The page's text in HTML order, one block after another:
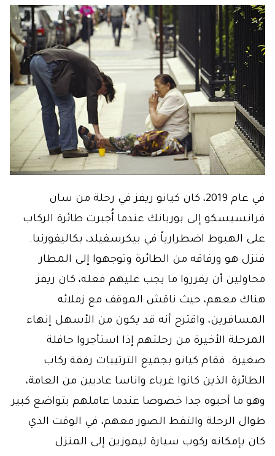
في عام 2019، كان كيانو ريفز في رحلة من سان
فرانسيسكو إلى بوربانك عندما أُجبرت طائرة الركاب
على الهبوط اضطرارياً في بيكرسفيلد، بكاليفورنيا.
فنزل هو ورفاقه من الطائرة وتوجهوا إلى المطار
محاولين أن يقرروا ما يجب عليهم فعله، كان ريفز
هناك معهم، حيث ناقش الموقف مع زملائه
المسافرين، واقترح أنه قد يكون من الأسهل إنهاء
المرحلة الأخيرة من رحلتهم إذا استأجروا حافلة
صغيرة. فقام كيانو بجميع الترتيبات رفقة ركاب
الطائرة الذين كانوا غرباء واناسا عاديين من العامة،
وهو ما أحبوه جدا خصوصا عندما عاملهم بتواضع كبير
طوال الرحلة والتقط الصور معهم، في الوقت الذي
كان بإمكانه ركوب سيارة ليموزين إلى المنزل